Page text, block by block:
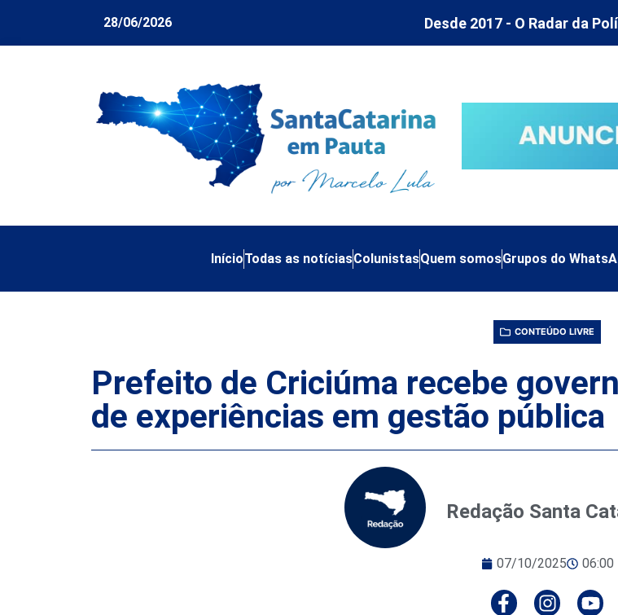
28/06/2026 Desde 2017 - O Radar da
InícioTodas as notíciasColunistasQuem somosGrupos do
CONTEÚDO LIVRE
Prefeito de Criciúma recebe
de experiências em gestão pública
Redação Santa
07/10/2025 06:00